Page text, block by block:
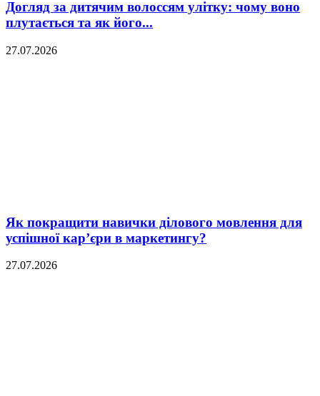
Догляд за дитячим волоссям улітку: чому воно
плутається та як його...
27.07.2026
Як покращити навички ділового мовлення для
успішної кар’єри в маркетингу?
27.07.2026